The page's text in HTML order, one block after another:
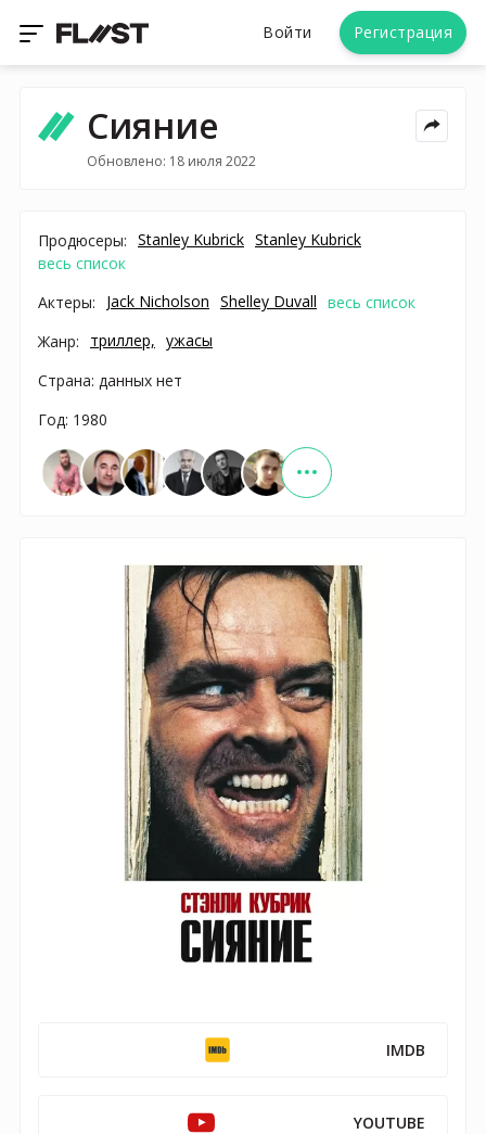
Войти Регистрация
Сияние
Обновлено: 18 июля 2022
Продюсеры: Stanley Kubrick Stanley Kubrick
весь список
Актеры:
Jack Nicholson Shelley Duvall весь список
Жанр:
триллер, ужасы
Страна: данных нет
Год: 1980
IMDB
YOUTUBE